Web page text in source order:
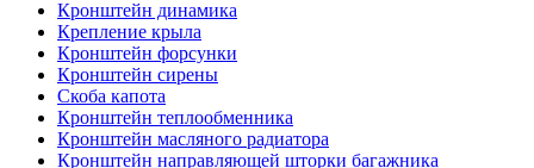
Кронштейн динамика
Крепление крыла
Кронштейн форсунки
Кронштейн сирены
Скоба капота
Кронштейн теплообменника
Кронштейн масляного радиатора
Кронштейн направляющей шторки багажника